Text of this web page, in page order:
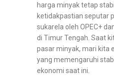
harga minyak tetap
ketidakpastian seputar
sukarela oleh OPEC+
di Timur Tengah. Saat
pasar minyak, mari kita
yang memengaruhi
ekonomi saat ini.